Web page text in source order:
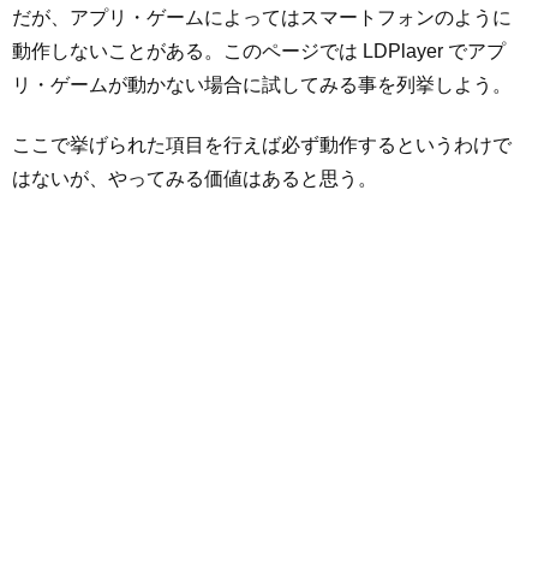
だが、アプリ・ゲームによってはスマートフォンのように
動作しないことがある。このページでは LDPlayer でアプ
リ・ゲームが動かない場合に試してみる事を列挙しよう。
ここで挙げられた項目を行えば必ず動作するというわけで
はないが、やってみる価値はあると思う。